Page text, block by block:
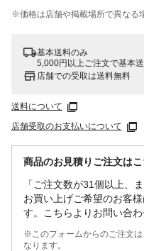
※価格は​店舗や​掲載場所で​異なる​
基本送料のみ
5,000円以上ご注文で基本
店舗での受取は送料無料
送料について
店舗受取のお支払いについて
商品のお見積りご注文は
「ご注文数が31個以上、
お買い上げご希望のお客
す。こちらよりお問い合わ
※このフォームからのご注文
なります。